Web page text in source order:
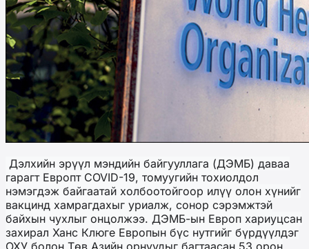
Дэлхийн эрүүл мэндийн байгууллага (ДЭМБ) даваа
гарагт Европт COVID-19, томуугийн тохиолдол
нэмэгдэж байгаатай холбоотойгоор илүү олон хүнийг
вакцинд хамрагдахыг уриалж, сонор сэрэмжтэй
байхын чухлыг онцолжээ. ДЭМБ-ын Европ хариуцсан
захирал Ханс Клюге Европын бүс нутгийг бүрдүүлдэг
ОХУ болон Төв Азийн орнуудыг багтаасан 53 орон